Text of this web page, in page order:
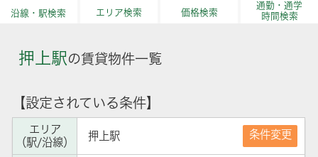
沿線・駅検索 エリア検索 価格検索
通勤・通学
時間検索
押上駅 の賃貸物件一覧
【設定されている条件】
エリア
（駅/沿線）
押上駅 条件変更